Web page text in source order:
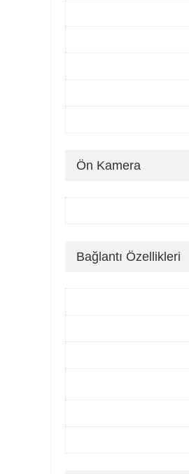
Ön Kamera
Bağlantı Özellikleri